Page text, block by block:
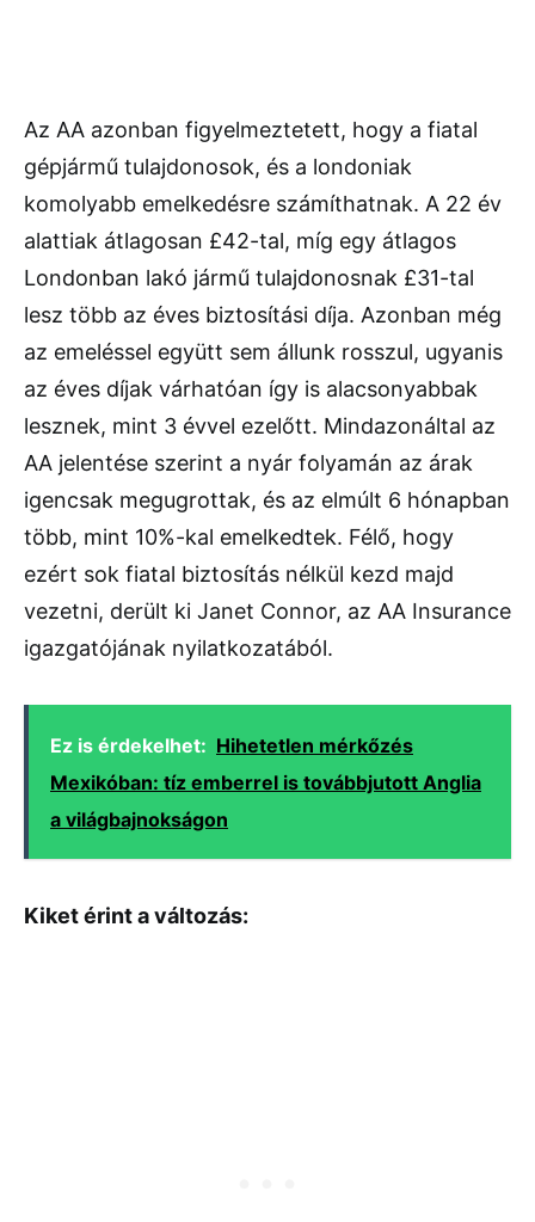
Az AA azonban figyelmeztetett, hogy a fiatal
gépjármű tulajdonosok, és a londoniak
komolyabb emelkedésre számíthatnak. A 22 év
alattiak átlagosan £42-tal, míg egy átlagos
Londonban lakó jármű tulajdonosnak £31-tal
lesz több az éves biztosítási díja. Azonban még
az emeléssel együtt sem állunk rosszul, ugyanis
az éves díjak várhatóan így is alacsonyabbak
lesznek, mint 3 évvel ezelőtt. Mindazonáltal az
AA jelentése szerint a nyár folyamán az árak
igencsak megugrottak, és az elmúlt 6 hónapban
több, mint 10%-kal emelkedtek. Félő, hogy
ezért sok fiatal biztosítás nélkül kezd majd
vezetni, derült ki Janet Connor, az AA Insurance
igazgatójának nyilatkozatából.
Ez is érdekelhet: Hihetetlen mérkőzés
Mexikóban: tíz emberrel is továbbjutott Anglia
a világbajnokságon
Kiket érint a változás: